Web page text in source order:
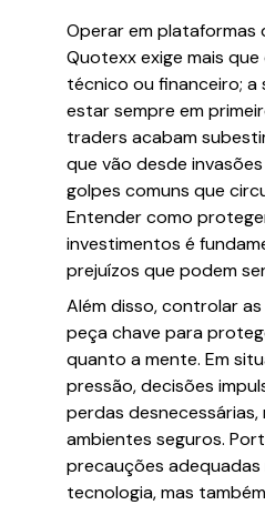
Operar em plataformas
Quotexx exige mais
técnico ou financeiro; a
estar sempre em
traders acabam
que vão desde
golpes comuns que
Entender como
investimentos é
prejuízos que podem
Além disso, controlar
peça chave para
quanto a mente. Em
pressão, decisões
perdas desnecessárias,
ambientes seguros.
precauções
tecnologia, mas